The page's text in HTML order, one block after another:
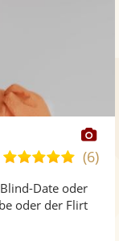
5,0
5
(6)
Date oder
oder der Flirt